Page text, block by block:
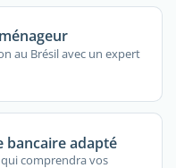
au Brésil avec un expert
bancaire adapté
comprendra vos